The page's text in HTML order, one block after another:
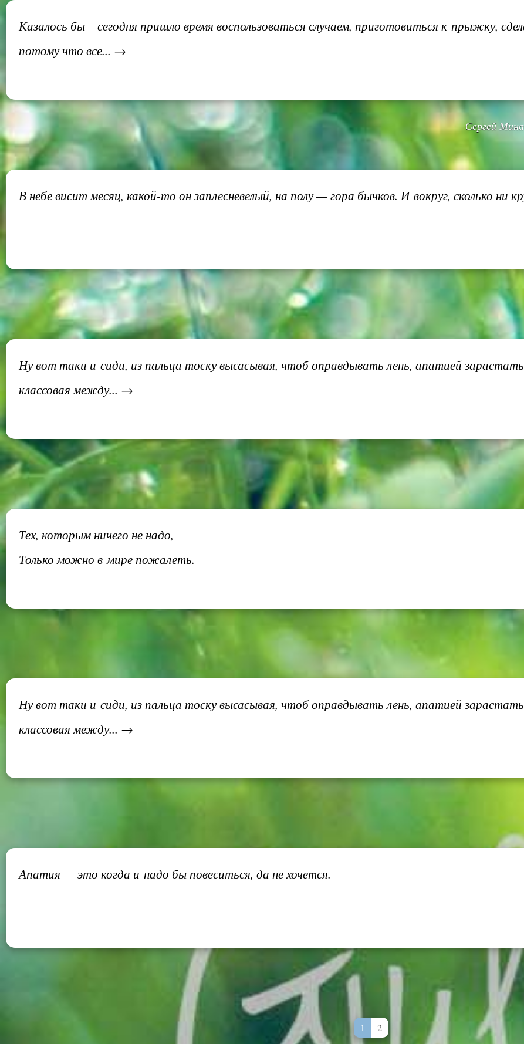
Казалось бы – сегодня пришло время воспользоваться случаем, приготовиться к прыжку,
потому что все... →
Сергей
В небе висит месяц, какой-то он заплесневелый, на полу — гора бычков. И вокруг, сколько
Ну вот таки и сиди, из пальца тоску высасывая, чтоб оправдывать лень, апатией
классовая между... →
Тех, которым ничего не надо,
Только можно в мире пожалеть.
Ну вот таки и сиди, из пальца тоску высасывая, чтоб оправдывать лень, апатией
классовая между... →
Апатия — это когда и надо бы повеситься, да не хочется.
1 2